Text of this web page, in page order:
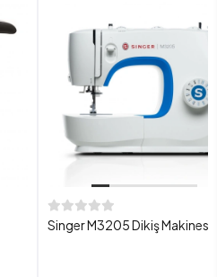
Singer M3205 Dikiş Makinesi